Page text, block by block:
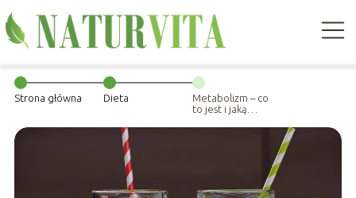
Strona główna Dieta
Metabolizm – co
to jest i jaką